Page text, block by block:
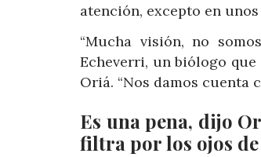
atención, excepto en
“Mucha visión, no
Echeverri, un biólogo
Oriá. “Nos damos cuenta
Es una pena, dijo
filtra por los ojos de